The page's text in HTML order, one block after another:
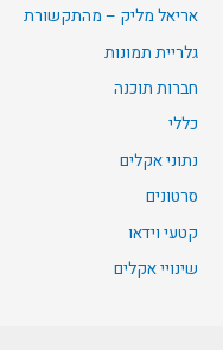
אריאל מליק – מהתקשורת
גלריית תמונות
חברות תוכנה
כללי
נתוני אקלים
סרטונים
קטעי וידאו
שינויי אקלים